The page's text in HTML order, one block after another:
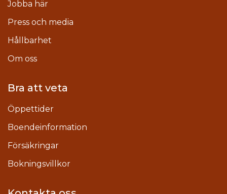
Jobba här
Press och media
Hållbarhet
Om oss
Bra att veta
Öppettider
Boendeinformation
Försäkringar
Bokningsvillkor